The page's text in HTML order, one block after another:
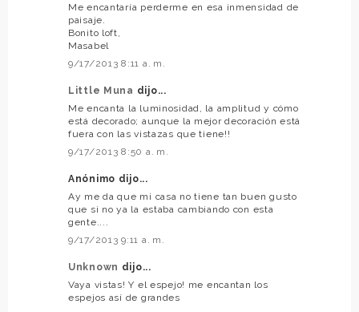
Me encantaría perderme en esa inmensidad de
paisaje.
Bonito loft,
Masabel
9/17/2013 8:11 a. m.
Little Muna dijo...
Me encanta la luminosidad, la amplitud y cómo
está decorado; aunque la mejor decoración está
fuera con las vistazas que tiene!!
9/17/2013 8:50 a. m.
Anónimo dijo...
Ay me da que mi casa no tiene tan buen gusto
que si no ya la estaba cambiando con esta
gente....
9/17/2013 9:11 a. m.
Unknown dijo...
Vaya vistas! Y el espejo! me encantan los
espejos así de grandes